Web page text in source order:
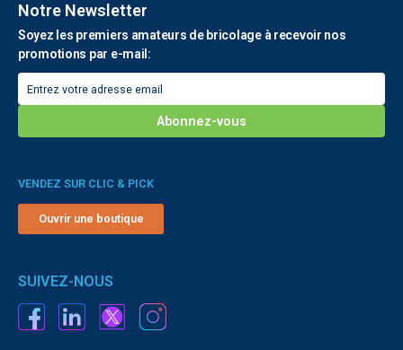
Notre Newsletter
Soyez les premiers amateurs de bricolage à recevoir nos
promotions par e-mail:
VENDEZ SUR CLIC & PICK
Ouvrir une boutique
SUIVEZ-NOUS